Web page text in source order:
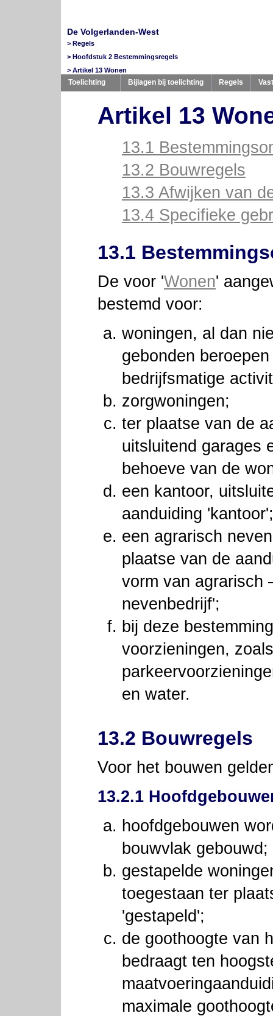
De Volgerlanden-West
Regels
Hoofdstuk 2 Bestemmingsregels
Artikel 13 Wonen
Toelichting Bijlagen bij toelichting Regels
Artikel 13
13.1
13.2 Bouwregels
13.3 Afwijken van
13.4 Specifieke
13.1
De voor 'Wonen'
bestemd voor:
woningen, al dan
gebonden
bedrijfsmatige
zorgwoningen;
ter plaatse van de
uitsluitend garages
behoeve van de
een kantoor,
aanduiding 'kantoor';
een agrarisch
plaatse van de
vorm van agrarisch
nevenbedrijf';
bij deze
voorzieningen,
en water.
13.2 Bouwregels
Voor het bouwen
13.2.1
hoofdgebouwen
bouwvlak gebouwd;
gestapelde
toegestaan ter
'gestapeld';
de goothoogte van
bedraagt ten
maximale